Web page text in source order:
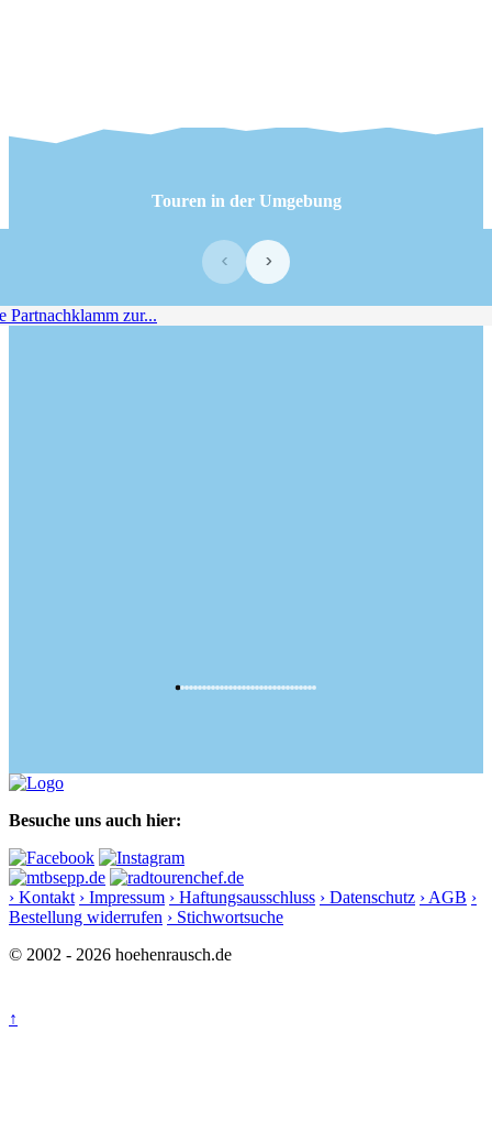
Touren in der Umgebung
‹ ›
Besuche uns auch hier:
› Kontakt › Impressum › Haftungsausschluss › Datenschutz › AGB ›
Bestellung widerrufen › Stichwortsuche
© 2002 - 2026 hoehenrausch.de
↑